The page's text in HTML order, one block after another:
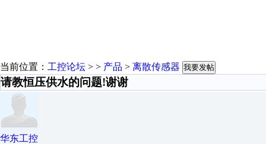
当前位置： 工控论坛 > > 产品 > 离散传感器 我要发帖
请教恒压供水的问题!谢谢
华东工控